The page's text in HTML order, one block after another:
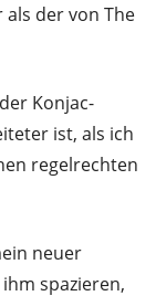
der von The
Konjac-
ist, als ich
regelrechten
neuer
spazieren,